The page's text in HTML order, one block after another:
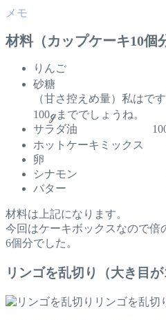
材料（カップケーキ10個
りんご 1
砂糖
（甘さ控えめ量）私はで
100ℊまででしょうね。
サラダ油
ホットケーキミックス
卵 2
シナモン 大さ
バター お好
材料は上記になります。
今回はケーキボックスなので倍
6個分でした。
リンゴを乱切り（大き目が
リンゴを乱切